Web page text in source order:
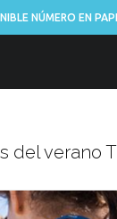
NÚMERO EN
del verano